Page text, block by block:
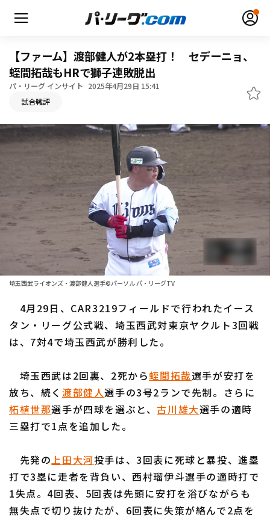
HOME
日程・結果
順位表･成績
1軍公式戦
ファーム東地区
ファーム西地区
交流戦
選手名鑑
選手名鑑トップ
北海道日本ハムファイターズ
東北楽天ゴールデンイーグルス
千葉ロッテマリーンズ
オリックス・バファローズ
ニュース
設定
【ファーム】渡部健人が2本塁打！ セデーニョ、
蛭間拓哉もHRで獅子連敗脱出
パ・リーグ インサイト 2025年4月29日 15:41
試合戦評
埼玉西武ライオンズ・渡部健人選手©パーソル パ・リーグTV
4月29日、CAR3219フィールドで行われたイース
タン・リーグ公式戦、埼玉西武対東京ヤクルト3回戦
は、7対4で埼玉西武が勝利した。
埼玉西武は2回裏、2死から蛭間拓哉選手が安打を
放ち、続く 渡部健人選手の3号2ランで先制。さらに
柘植世那選手が四球を選ぶと、古川雄大選手の適時
三塁打で1点を追加した。
先発の上田大河投手は、3回表に死球と暴投、進塁
打で3塁に走者を背負い、西村瑠伊斗選手の適時打で
1失点。4回表、5回表は先頭に安打を浴びながらも
無失点で切り抜けたが、6回表に失策が絡んで2点を